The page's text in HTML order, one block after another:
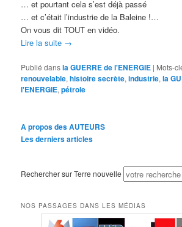
… et pourtant cela s’est déjà passé
… et c’était l’industrie de la Baleine !…
On vous dit TOUT en vidéo.
Lire la suite →
Publié dansla GUERRE de l'ENERGIE | Mots-
renouvelable,histoire secrète,industrie,la
l'ENERGIE,pétrole
A propos des AUTEURS
Les derniers articles
Rechercher sur Terre nouvelle
NOS PASSAGES DANS LES MÉDIAS